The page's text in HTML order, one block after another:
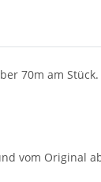
70m am Stück.
vom Original